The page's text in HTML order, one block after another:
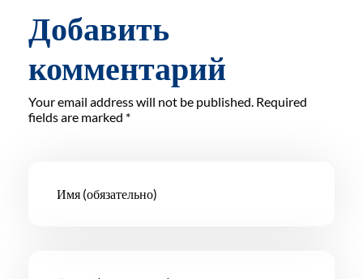
Добавить
комментарий
Your email address will not be published. Required
fields are marked *